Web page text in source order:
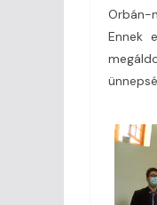
Orbán-
Ennek